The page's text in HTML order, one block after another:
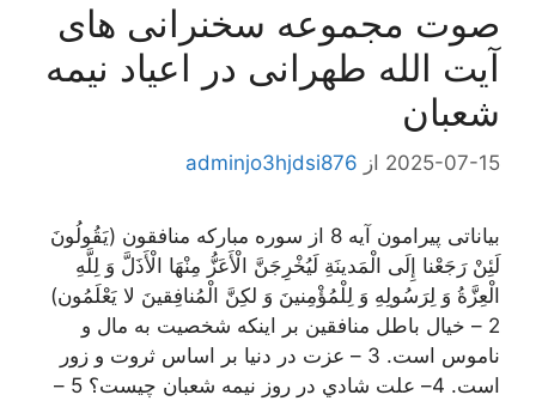
صوت مجموعه سخنرانی های
آیت الله طهرانی در اعیاد نیمه
شعبان
2025-07-15 از adminjo3hjdsi876
بیاناتی پيرامون آیه 8 از سوره مبارکه منافقون (يَقُولُونَ
لَئِنْ رَجَعْنا إِلَی الْمَدينَةِ لَيُخْرِجَنَّ الْأَعَزُّ مِنْهَا الْأَذَلَّ وَ لِلَّهِ
الْعِزَّةُ وَ لِرَسُولِهِ وَ لِلْمُؤْمِنينَ وَ لكِنَّ الْمُنافِقينَ لا يَعْلَمُون)
2 – خيال باطل منافقين بر اينكه شخصيت به مال و
ناموس است. 3 – عزت در دنيا بر اساس ثروت و زور
است. 4– علت شادي در روز نيمه شعبان چيست؟ 5 –